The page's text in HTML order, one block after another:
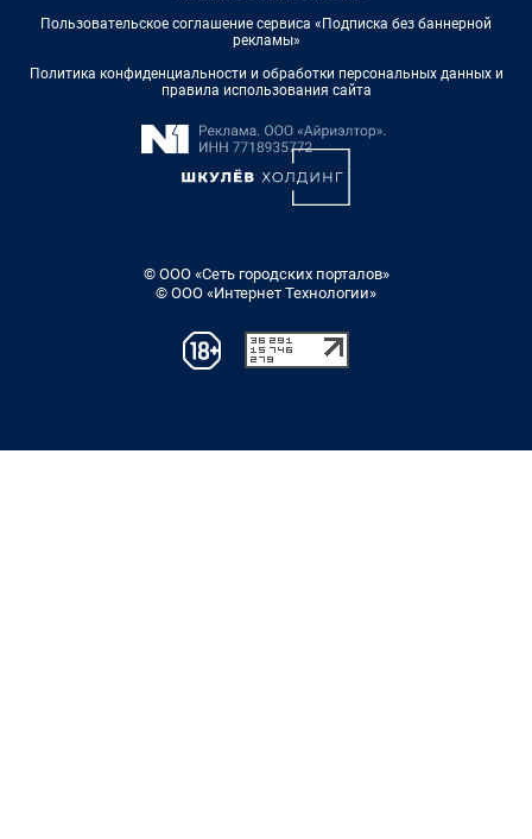
Пользовательское соглашение сервиса «Подписка без баннерной
рекламы»
Политика конфиденциальности и обработки персональных данных и
правила использования сайта
© ООО «Сеть городских порталов»
© ООО «Интернет Технологии»